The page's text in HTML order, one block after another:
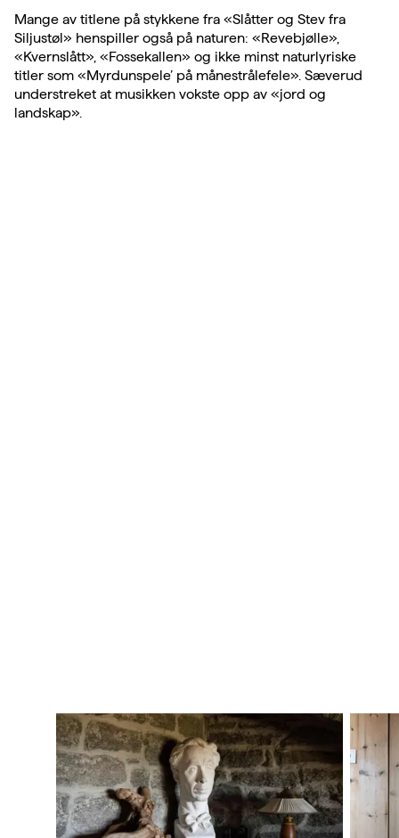
Mange av titlene på stykkene fra «Slåtter og Stev fra
Siljustøl» henspiller også på naturen: «Revebjølle»,
«Kvernslått», «Fossekallen» og ikke minst naturlyriske
titler som «Myrdunspele’ på månestrålefele». Sæverud
understreket at musikken vokste opp av «jord og
landskap».